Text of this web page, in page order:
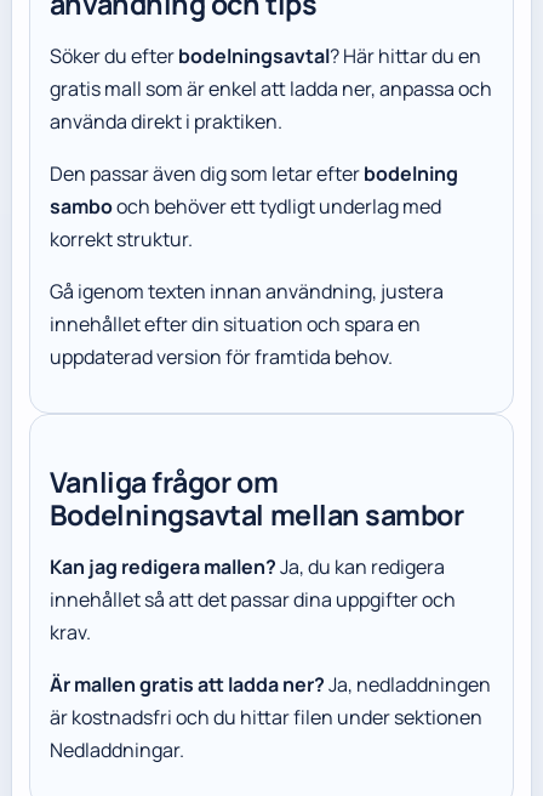
Söker du efterbodelningsavtal? Här hittar du en
gratis mall som är enkel att ladda ner, anpassa och
använda direkt i praktiken.
Den passar även dig som letar efterbodelning
sambooch behöver ett tydligt underlag med
korrekt struktur.
Gå igenom texten innan användning, justera
innehållet efter din situation och spara en
uppdaterad version för framtida behov.
Vanliga frågor om
Bodelningsavtal mellan sambor
Kan jag redigera mallen?Ja, du kan redigera
innehållet så att det passar dina uppgifter och
krav.
Är mallen gratis att ladda ner?Ja, nedladdningen
är kostnadsfri och du hittar filen under sektionen
Nedladdningar.